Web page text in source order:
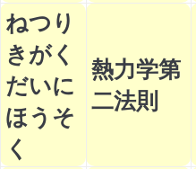
ねつり
きがく
だいに
ほうそ
く
熱力学第
二法則